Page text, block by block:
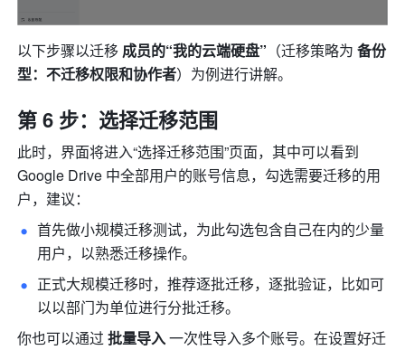
以下步骤以迁移 成员的“我的云端硬盘” （迁移策略为 备份
型：不迁移权限和协作者）为例进行讲解。
第 6 步：选择迁移范围
此时，界面将进入“选择迁移范围”页面，其中可以看到
Google Drive 中全部用户的账号信息，勾选需要迁移的用
户，建议：
首先做小规模迁移测试，为此勾选包含自己在内的少量
用户，以熟悉迁移操作。
正式大规模迁移时，推荐逐批迁移，逐批验证，比如可
以以部门为单位进行分批迁移。
你也可以通过 批量导入 一次性导入多个账号。在设置好迁